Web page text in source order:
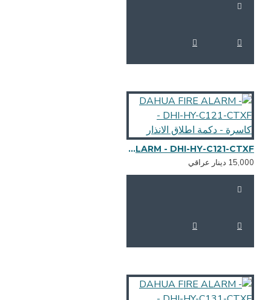
DAHUA FIRE ALARM - DHI-HY-C121-CTXF - كاسرة - دكمة اطلاق الانذار
دينار عراقي